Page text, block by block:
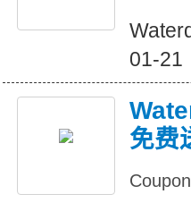
01-21
免费